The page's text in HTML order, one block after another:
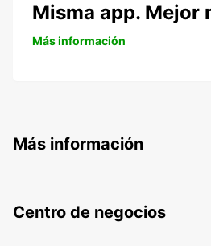
Misma app. Mejor
Más información
Más información
Centro de negocios